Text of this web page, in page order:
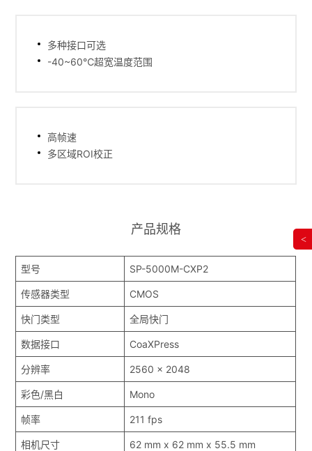
多种接口可选
-40~60℃超宽温度范围
高帧速
多区域ROI校正
产品规格
型号 SP-5000M-CXP2
传感器类型 CMOS
快门类型 全局快门
数据接口 CoaXPress
分辨率 2560 x 2048
彩色/黑白 Mono
帧率 211 fps
相机尺寸 62 mm x 62 mm x 55.5 mm
<